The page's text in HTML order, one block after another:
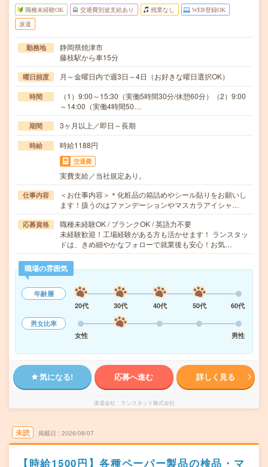
職種未経験OK 交通費別途支給あり 残業なし WEB登録OK
派遣
勤務地
静岡県焼津市
藤枝駅から車15分
曜日頻度 月～金曜日内で週3日～4日（お好きな曜日選択OK）
時間
（1）9:00～15:30（実働5時間30分/休憩60分）（2）9:00
～14:00（実働4時間50…
期間 3ヶ月以上／即日～長期
時給 時給1188円
交通費
実費支給／当社規定あり。
仕事内容
＜お仕事内容＞＊化粧品の箱詰めやシール貼りをお願いし
ます！扱うのはファンデーションやマスカラアイシャ…
応募資格
職種未経験OK / ブランクOK / 英語力不要
未経験歓迎！工場経験がある方も活かせます！ ランスタッ
ドは、きめ細やかなフォローで就業後も安心！お気…
職場の雰囲気
年齢層
20代
30代 40代 50代
60代
男女比率
女性
男性
気になる! 応募へ進む 詳しく見る
派遣会社 ランスタッド株式会社
未読 掲載日 2026/08/07
【時給1500円】各種ペーパー製品の検品・マ